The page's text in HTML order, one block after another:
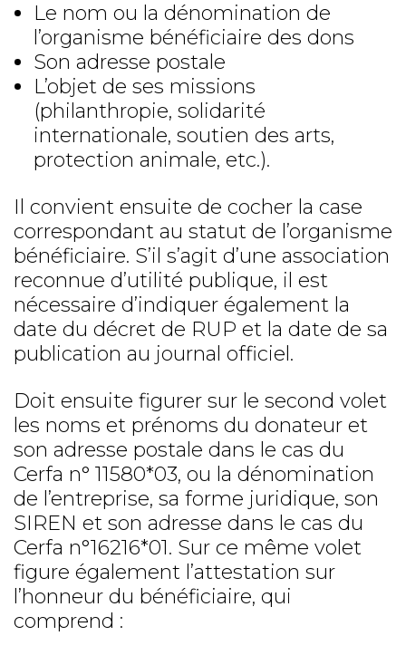
Le nom ou la dénomination de
l’organisme bénéficiaire des dons
Son adresse postale
L’objet de ses missions
(philanthropie, solidarité
internationale, soutien des arts,
protection animale, etc.).
Il convient ensuite de cocher la case
correspondant au statut de l’organisme
bénéficiaire. S’il s’agit d’une association
reconnue d’utilité publique, il est
nécessaire d’indiquer également la
date du décret de RUP et la date de sa
publication au journal officiel.
Doit ensuite figurer sur le second volet
les noms et prénoms du donateur et
son adresse postale dans le cas du
Cerfa n° 11580*03, ou la dénomination
de l’entreprise, sa forme juridique, son
SIREN et son adresse dans le cas du
Cerfa n°16216*01. Sur ce même volet
figure également l’attestation sur
l’honneur du bénéficiaire, qui
comprend :